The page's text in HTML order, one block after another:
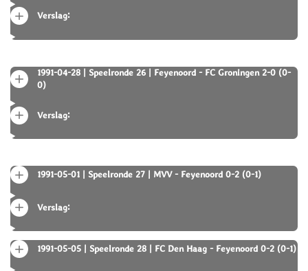
Verslag:
1991-04-28 | Speelronde 26 | Feyenoord - FC Groningen 2-0 (0-
0)
Verslag:
1991-05-01 | Speelronde 27 | MVV - Feyenoord 0-2 (0-1)
Verslag:
1991-05-05 | Speelronde 28 | FC Den Haag - Feyenoord 0-2 (0-1)